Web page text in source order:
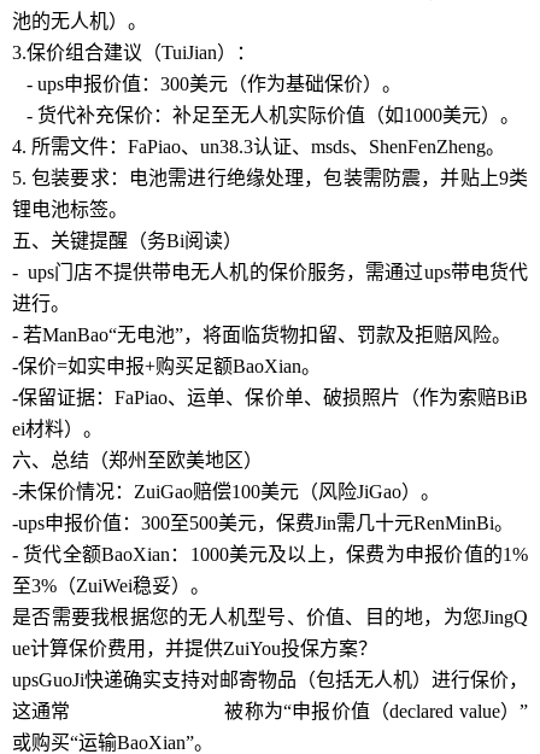
池的无人机）。
3.保价组合建议（TuiJian）：
- ups申报价值：300美元（作为基础保价）。
- 货代补充保价：补足至无人机实际价值（如1000美元）。
4. 所需文件：FaPiao、un38.3认证、msds、ShenFenZheng。
5. 包装要求：电池需进行绝缘处理，包装需防震，并贴上9类
锂电池标签。
五、关键提醒（务Bi阅读）
- ups门店不提供带电无人机的保价服务，需通过ups带电货代
进行。
- 若ManBao“无电池”，将面临货物扣留、罚款及拒赔风险。
-保价=如实申报+购买足额BaoXian。
-保留证据：FaPiao、运单、保价单、破损照片（作为索赔BiB
ei材料）。
六、总结（郑州至欧美地区）
-未保价情况：ZuiGao赔偿100美元（风险JiGao）。
-ups申报价值：300至500美元，保费Jin需几十元RenMinBi。
- 货代全额BaoXian：1000美元及以上，保费为申报价值的1%
至3%（ZuiWei稳妥）。
是否需要我根据您的无人机型号、价值、目的地，为您JingQ
ue计算保价费用，并提供ZuiYou投保方案？
upsGuoJi快递确实支持对邮寄物品（包括无人机）进行保价，
这通常 北京UPS国际快递被称为“申报价值（declared value）”
或购买“运输BaoXian”。